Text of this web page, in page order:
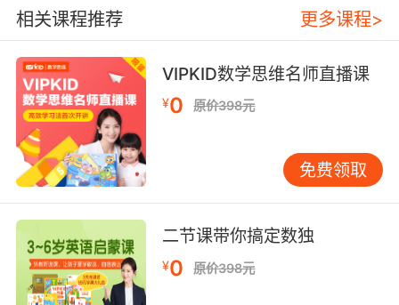
内容简介
的不朽杰作。作品中一个个生动幽默的小故事都
是来自于漫画家在生活中的真实感受，父与子实
际上就是卡劳恩与儿子克里斯蒂安的真实写照。
一幅幅小巧精湛的画面闪烁着智慧之光，无言地
相关课程推荐 更多课程>
VIPKID数学思维名师直播课
¥0 原价398元
免费领取
二节课带你搞定数独
¥0 原价398元